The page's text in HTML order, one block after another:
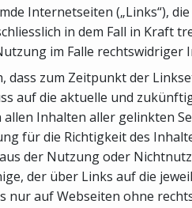
Internetseiten („Links“),
in dem Fall in Kraft
im Falle rechtswidriger
dass zum Zeitpunkt der
auf die aktuelle und
Inhalten aller gelinkten
für die Richtigkeit des
der Nutzung oder
der über Links auf die
nur auf Webseiten ohne